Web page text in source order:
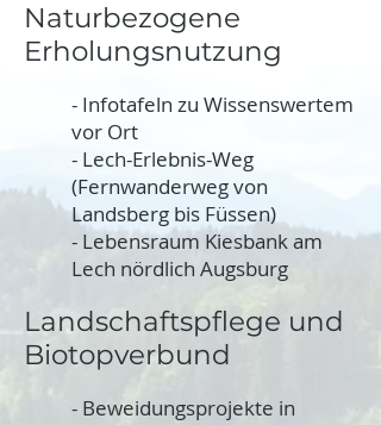
Naturbezogene
Erholungsnutzung
- Infotafeln zu Wissenswertem
vor Ort
- Lech-Erlebnis-Weg
(Fernwanderweg von
Landsberg bis Füssen)
- Lebensraum Kiesbank am
Lech nördlich Augsburg
Landschaftspflege und
Biotopverbund
- Beweidungsprojekte in